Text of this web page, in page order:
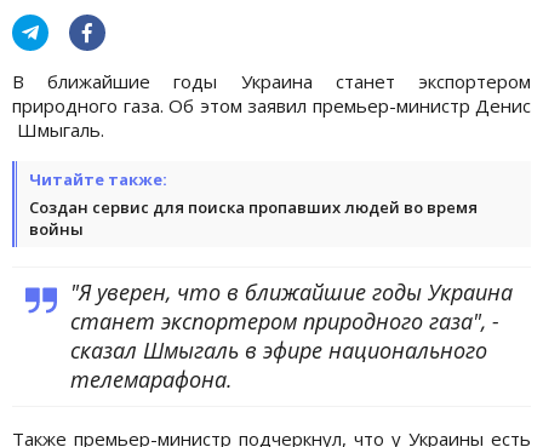
В ближайшие годы Украина станет экспортером
природного газа. Об этом заявил премьер-министр Денис
Шмыгаль.
Читайте также:
Создан сервис для поиска пропавших людей во время
войны
"Я уверен, что в ближайшие годы Украина
станет экспортером природного газа", -
сказал Шмыгаль в эфире национального
телемарафона.
Также премьер-министр подчеркнул, что у Украины есть